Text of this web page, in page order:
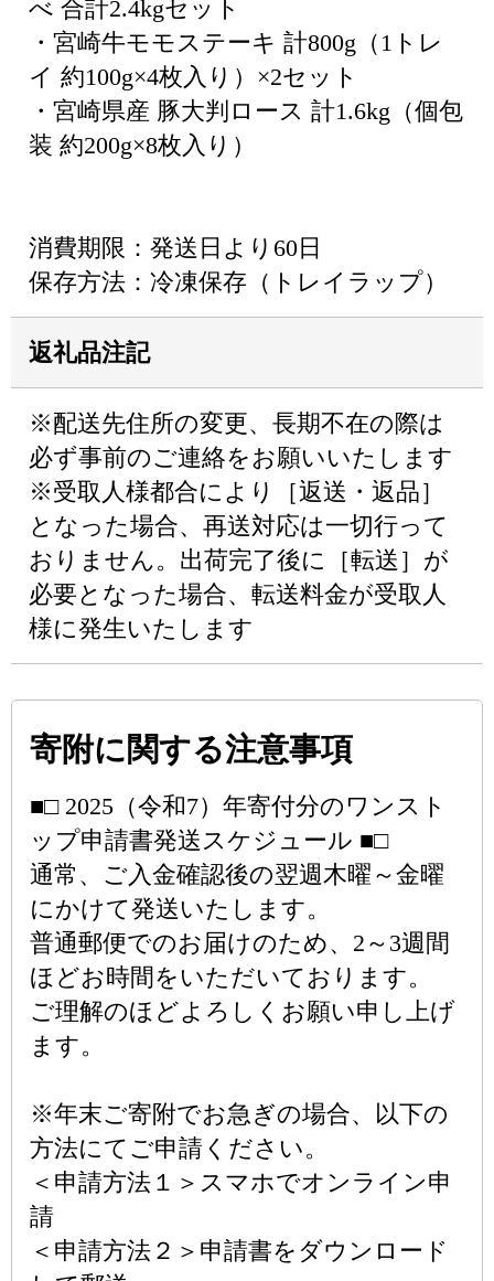
べ 合計2.4kgセット
・宮崎牛モモステーキ 計800g（1トレ
イ 約100g×4枚入り）×2セット
・宮崎県産 豚大判ロース 計1.6kg（個包
装 約200g×8枚入り）
消費期限：発送日より60日
保存方法：冷凍保存（トレイラップ）
返礼品注記
※配送先住所の変更、長期不在の際は
必ず事前のご連絡をお願いいたします
※受取人様都合により［返送・返品］
となった場合、再送対応は一切行って
おりません。出荷完了後に［転送］が
必要となった場合、転送料金が受取人
様に発生いたします
寄附に関する注意事項
■□ 2025（令和7）年寄付分のワンスト
ップ申請書発送スケジュール ■□
通常、ご入金確認後の翌週木曜～金曜
にかけて発送いたします。
普通郵便でのお届けのため、2～3週間
ほどお時間をいただいております。
ご理解のほどよろしくお願い申し上げ
ます。
※年末ご寄附でお急ぎの場合、以下の
方法にてご申請ください。
＜申請方法１＞スマホでオンライン申
請
＜申請方法２＞申請書をダウンロード